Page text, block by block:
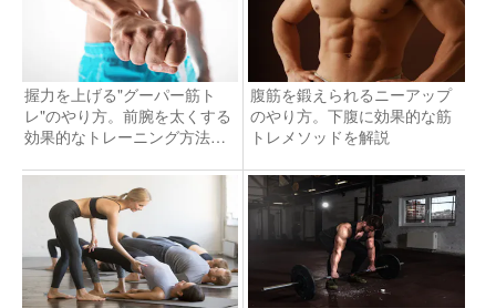
握力を上げる"グーパー筋ト
レ"のやり方。前腕を太くする
効果的なトレーニング方法と
腹筋を鍛えられるニーアップ
のやり方。下腹に効果的な筋
トレメソッドを解説